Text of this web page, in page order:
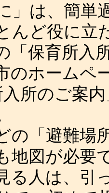
」は、簡単
んど役に立
「保育所入
のホームペ
所のご案
の「避難場
地図が必要
る人は、引